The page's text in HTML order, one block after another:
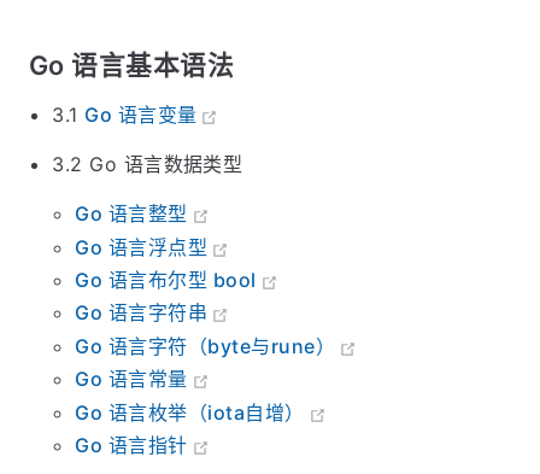
Go 语言基本语法
3.1 Go 语言变量
3.2 Go 语言数据类型
Go 语言整型
Go 语言浮点型
Go 语言布尔型 bool
Go 语言字符串
Go 语言字符（byte与rune）
Go 语言常量
Go 语言枚举（iota自增）
Go 语言指针